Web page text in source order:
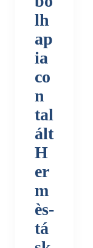
lh
ap
ia
co
n
tal
ált
H
er
m
ès-
tá